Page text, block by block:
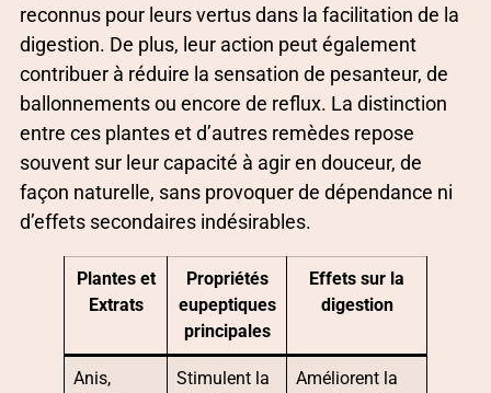
reconnus pour leurs vertus dans la facilitation de la
digestion. De plus, leur action peut également
contribuer à réduire la sensation de pesanteur, de
ballonnements ou encore de reflux. La distinction
entre ces plantes et d’autres remèdes repose
souvent sur leur capacité à agir en douceur, de
façon naturelle, sans provoquer de dépendance ni
d’effets secondaires indésirables.
Plantes et
Extrats
Propriétés
eupeptiques
principales
Effets sur la
digestion
Anis,
Stimulent la
Améliorent la